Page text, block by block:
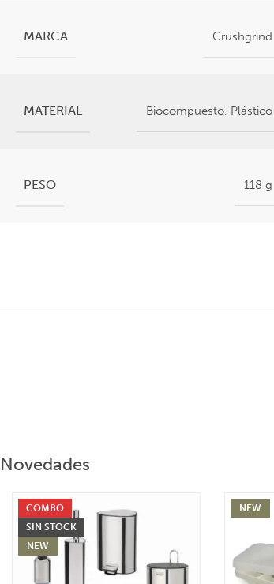
MARCA Crushgrind
MATERIAL Biocompuesto, Plástico
PESO 118 g
Novedades
COMBO
SIN STOCK
NEW
NEW